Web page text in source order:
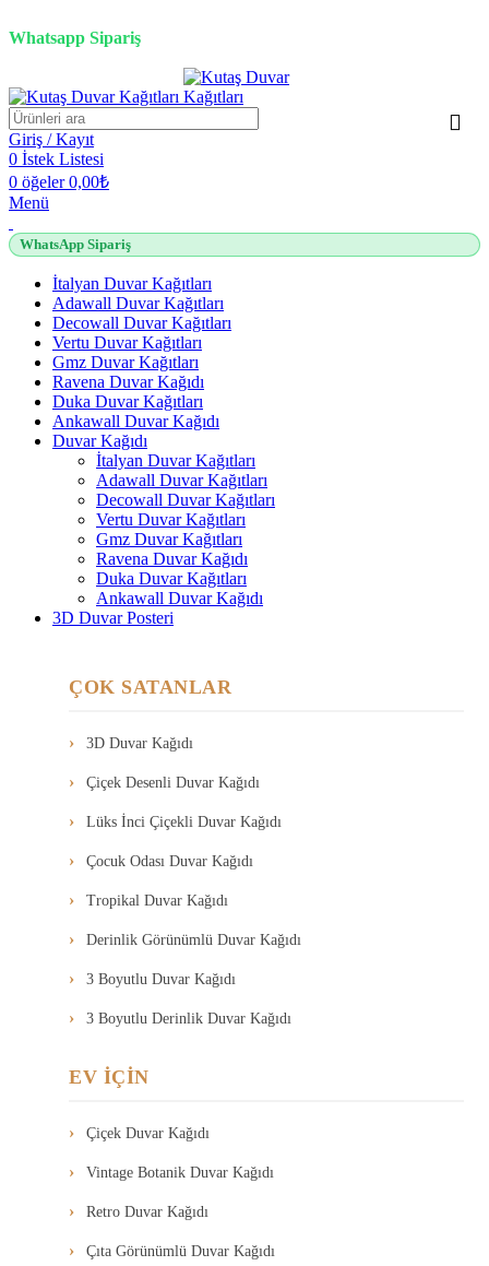
Whatsapp Sipariş
Giriş / Kayıt
0 İstek Listesi
0 öğeler 0,00₺
Menü
WhatsApp Sipariş
İtalyan Duvar Kağıtları
Adawall Duvar Kağıtları
Decowall Duvar Kağıtları
Vertu Duvar Kağıtları
Gmz Duvar Kağıtları
Ravena Duvar Kağıdı
Duka Duvar Kağıtları
Ankawall Duvar Kağıdı
Duvar Kağıdı
İtalyan Duvar Kağıtları
Adawall Duvar Kağıtları
Decowall Duvar Kağıtları
Vertu Duvar Kağıtları
Gmz Duvar Kağıtları
Ravena Duvar Kağıdı
Duka Duvar Kağıtları
Ankawall Duvar Kağıdı
3D Duvar Posteri
ÇOK SATANLAR
3D Duvar Kağıdı
Çiçek Desenli Duvar Kağıdı
Lüks İnci Çiçekli Duvar Kağıdı
Çocuk Odası Duvar Kağıdı
Tropikal Duvar Kağıdı
Derinlik Görünümlü Duvar Kağıdı
3 Boyutlu Duvar Kağıdı
3 Boyutlu Derinlik Duvar Kağıdı
EV İÇİN
Çiçek Duvar Kağıdı
Vintage Botanik Duvar Kağıdı
Retro Duvar Kağıdı
Çıta Görünümlü Duvar Kağıdı